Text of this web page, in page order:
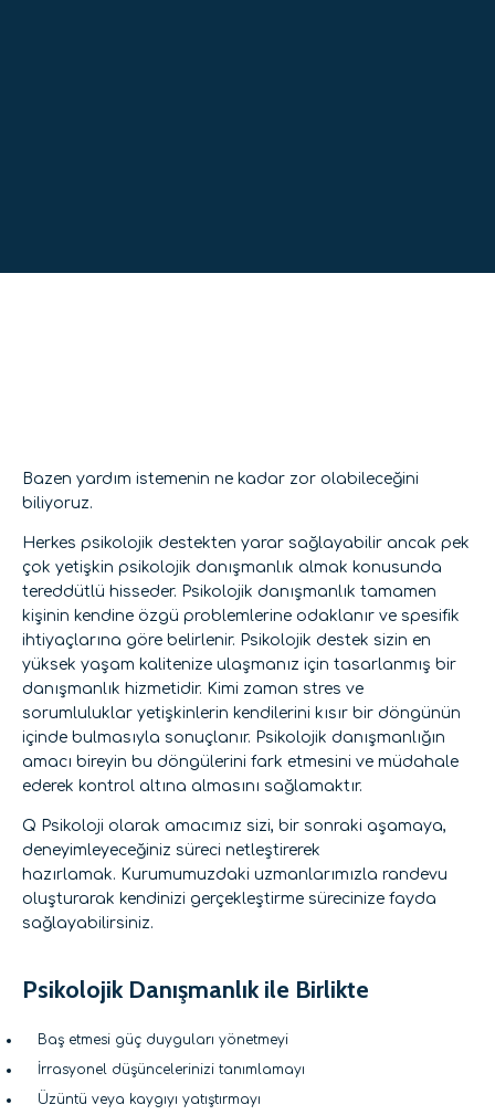
Bazen yardım istemenin ne kadar zor olabileceğini
biliyoruz.
Herkes psikolojik destekten yarar sağlayabilir ancak pek
çok yetişkin psikolojik danışmanlık almak konusunda
tereddütlü hisseder. Psikolojik danışmanlık tamamen
kişinin kendine özgü problemlerine odaklanır ve spesifik
ihtiyaçlarına göre belirlenir. Psikolojik destek sizin en
yüksek yaşam kalitenize ulaşmanız için tasarlanmış bir
danışmanlık hizmetidir. Kimi zaman stres ve
sorumluluklar yetişkinlerin kendilerini kısır bir döngünün
içinde bulmasıyla sonuçlanır. Psikolojik danışmanlığın
amacı bireyin bu döngülerini fark etmesini ve müdahale
ederek kontrol altına almasını sağlamaktır.
Q Psikoloji olarak amacımız sizi, bir sonraki aşamaya,
deneyimleyeceğiniz süreci netleştirerek
hazırlamak. Kurumumuzdaki uzmanlarımızla randevu
oluşturarak kendinizi gerçekleştirme sürecinize fayda
sağlayabilirsiniz.
Psikolojik Danışmanlık ile Birlikte
Baş etmesi güç duyguları yönetmeyi
İrrasyonel düşüncelerinizi tanımlamayı
Üzüntü veya kaygıyı yatıştırmayı